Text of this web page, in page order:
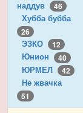
наддув
46
Хубба бубба
26
ЭЗКО 12
Юнион 40
ЮРМЕЛ 42
Не жвачка
51